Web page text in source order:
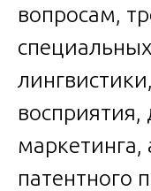
вопросам,
восприятия,
маркетинга,
патентного